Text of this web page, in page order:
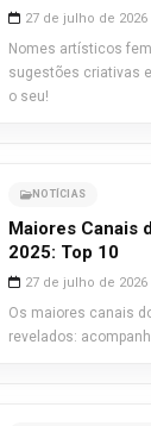
27 de julho de 2026
Nomes artísticos
sugestões criativas
o seu!
NOTÍCIAS
Maiores Canais
2025: Top 10
27 de julho de 2026
Os maiores canais
revelados: